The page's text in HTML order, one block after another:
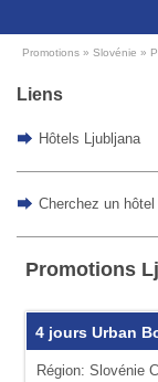
Promotions Slovénie
Liens
Hôtels Ljubljana
Cherchez un
Promotions
4 jours Urban
Région: Slovénie